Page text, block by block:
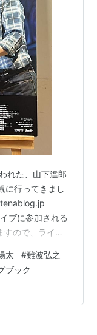
れた、山下達郎
に行ってきまし
ブに参加される
ので、ライブ
ソング」が終
た。 話は、今
ペーンの話に
達郎氏デビュー
太 #難波弘之
ブック